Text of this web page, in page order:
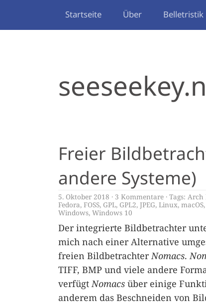
Startseite Über Belletristik
Freier
andere Systeme)
5. Oktober 2018 3 Kommentare Tags: Arch
Fedora, FOSS, GPL, GPL2, JPEG, Linux, macOS,
Windows, Windows 10
Der integrierte Bildbetrachter
mich nach einer Alternative
freien BildbetrachterNomacs.
TIFF, BMP und viele andere
verfügtNomacs über einige
anderem das Beschneiden von